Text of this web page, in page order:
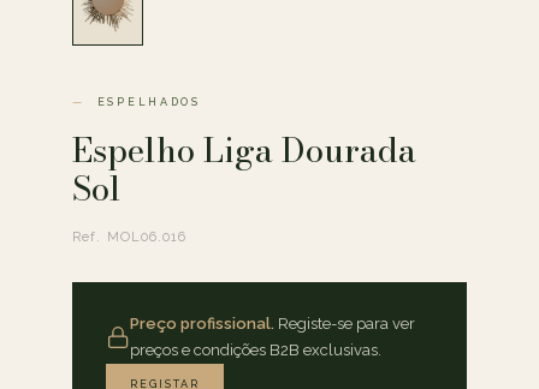
ESPELHADOS
Espelho Liga Dourada
Sol
Ref. MOL06.016
Preço profissional. Registe-se para ver
preços e condições B2B exclusivas.
REGISTAR